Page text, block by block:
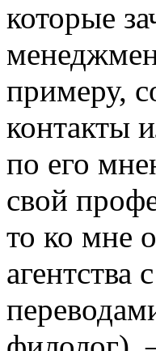
которые
примеру,
контакты
по его
свой
то ко мне
агентства